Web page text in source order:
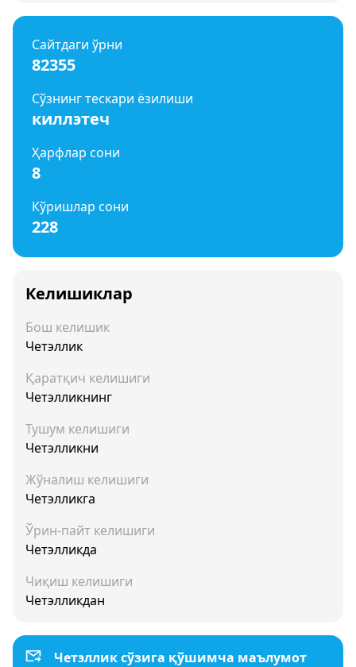
Сайтдаги ўрни
82355
Сўзнинг тескари ёзилиши
киллэтеч
Ҳарфлар сони
8
Кўришлар сони
228
Келишиклар
Бош келишик
Четэллик
Қаратқич келишиги
Четэлликнинг
Тушум келишиги
Четэлликни
Жўналиш келишиги
Четэлликга
Ўрин-пайт келишиги
Четэлликда
Чиқиш келишиги
Четэлликдан
Четэллик сўзига қўшимча маълумот